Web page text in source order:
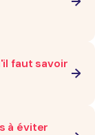
faut savoir
à éviter